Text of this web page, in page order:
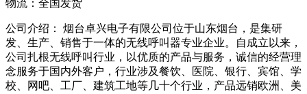
物流：全国发货
公司介绍： 烟台卓兴电子有限公司位于山东烟台，是集研
发、生产、销售于一体的无线呼叫器专业企业。自成立以来，
公司扎根无线呼叫行业，以优质的产品与服务，诚信的经营理
念服务于国内外客户，行业涉及餐饮、医院、银行、宾馆、学
校、网吧、工厂、建筑工地等几十个行业，产品远销欧洲、美